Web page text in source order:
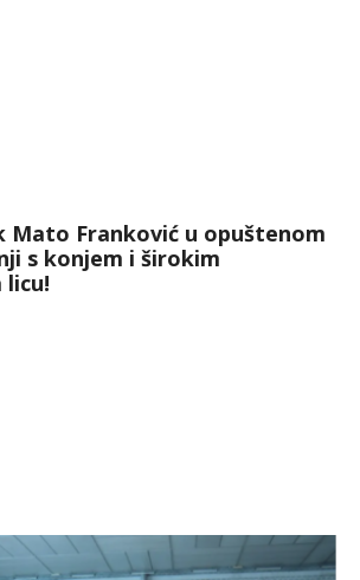
Mato Franković u opuštenom
s konjem i širokim
licu!